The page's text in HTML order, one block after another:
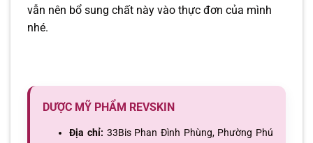
vẫn nên bổ sung chất này vào thực đơn của mình
nhé.
DƯỢC MỸ PHẨM REVSKIN
Địa chỉ: 33Bis Phan Đình Phùng, Phường Phú